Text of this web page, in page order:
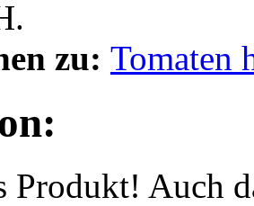
zu: Tomaten
Produkt! Auch